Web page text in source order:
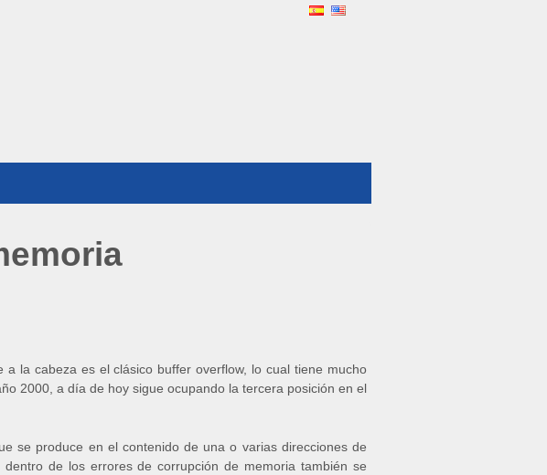
la cabeza es el clásico buffer overflow, lo cual tiene mucho
2000, a día de hoy sigue ocupando la tercera posición en el
se produce en el contenido de una o varias direcciones de
de los errores de corrupción de memoria también se